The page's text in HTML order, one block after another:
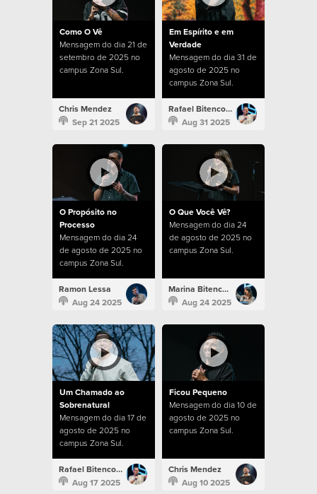
Como O Vê
Mensagem do dia 21 de
setembro de 2025 no
campus Zona Sul.
Chris Mendez
Sep 21 2025
Em Espírito e em
Verdade
Mensagem do dia 31 de
agosto de 2025 no
campus Zona Sul.
Rafael Bitencourt
Aug 31 2025
O Propósito no
Processo
Mensagem do dia 24
de agosto de 2025 no
campus Zona Sul.
Ramon Lessa
Aug 24 2025
O Que Você Vê?
Mensagem do dia 24
de agosto de 2025 no
campus Zona Sul.
Marina Bitencourt
Aug 24 2025
Um Chamado ao
Sobrenatural
Mensagem do dia 17 de
agosto de 2025 no
campus Zona Sul.
Rafael Bitencourt
Aug 17 2025
Ficou Pequeno
Mensagem do dia 10 de
agosto de 2025 no
campus Zona Sul.
Chris Mendez
Aug 10 2025